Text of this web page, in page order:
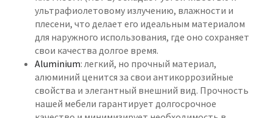
ультрафиолетовому излучению, влажности и
плесени, что делает его идеальным материалом
для наружного использования, где оно сохраняет
свои качества долгое время.
Aluminium: легкий, но прочный материал,
алюминий ценится за свои антикоррозийные
свойства и элегантный внешний вид. Прочность
нашей мебели гарантирует долгосрочное